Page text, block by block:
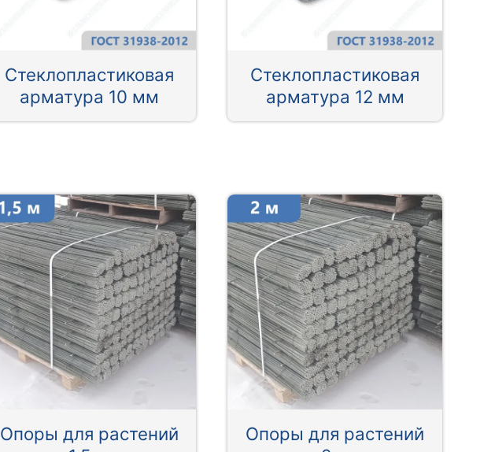
Стеклопластиковая
арматура 10 мм
Стеклопластиковая
арматура 12 мм
Опоры для растений
Опоры для растений